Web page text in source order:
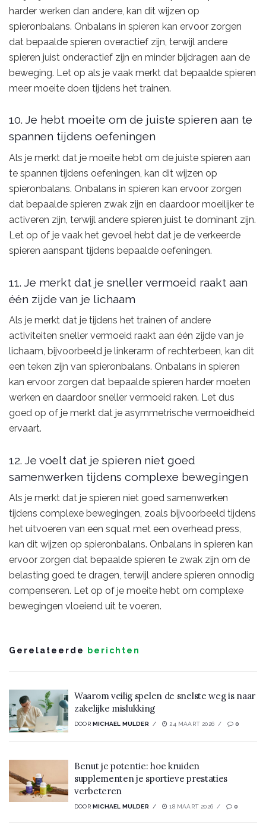
harder werken dan andere, kan dit wijzen op
spieronbalans. Onbalans in spieren kan ervoor zorgen
dat bepaalde spieren overactief zijn, terwijl andere
spieren juist onderactief zijn en minder bijdragen aan de
beweging. Let op als je vaak merkt dat bepaalde spieren
meer moeite doen tijdens het trainen.
10. Je hebt moeite om de juiste spieren aan te
spannen tijdens oefeningen
Als je merkt dat je moeite hebt om de juiste spieren aan
te spannen tijdens oefeningen, kan dit wijzen op
spieronbalans. Onbalans in spieren kan ervoor zorgen
dat bepaalde spieren zwak zijn en daardoor moeilijker te
activeren zijn, terwijl andere spieren juist te dominant zijn.
Let op of je vaak het gevoel hebt dat je de verkeerde
spieren aanspant tijdens bepaalde oefeningen.
11. Je merkt dat je sneller vermoeid raakt aan
één zijde van je lichaam
Als je merkt dat je tijdens het trainen of andere
activiteiten sneller vermoeid raakt aan één zijde van je
lichaam, bijvoorbeeld je linkerarm of rechterbeen, kan dit
een teken zijn van spieronbalans. Onbalans in spieren
kan ervoor zorgen dat bepaalde spieren harder moeten
werken en daardoor sneller vermoeid raken. Let dus
goed op of je merkt dat je asymmetrische vermoeidheid
ervaart.
12. Je voelt dat je spieren niet goed
samenwerken tijdens complexe bewegingen
Als je merkt dat je spieren niet goed samenwerken
tijdens complexe bewegingen, zoals bijvoorbeeld tijdens
het uitvoeren van een squat met een overhead press,
kan dit wijzen op spieronbalans. Onbalans in spieren kan
ervoor zorgen dat bepaalde spieren te zwak zijn om de
belasting goed te dragen, terwijl andere spieren onnodig
compenseren. Let op of je moeite hebt om complexe
bewegingen vloeiend uit te voeren.
Gerelateerde berichten
Waarom veilig spelen de snelste weg is naar
zakelijke mislukking
DOOR MICHAEL MULDER 24 MAART 2026 0
Benut je potentie: hoe kruiden
supplementen je sportieve prestaties
verbeteren
DOOR MICHAEL MULDER 18 MAART 2026 0